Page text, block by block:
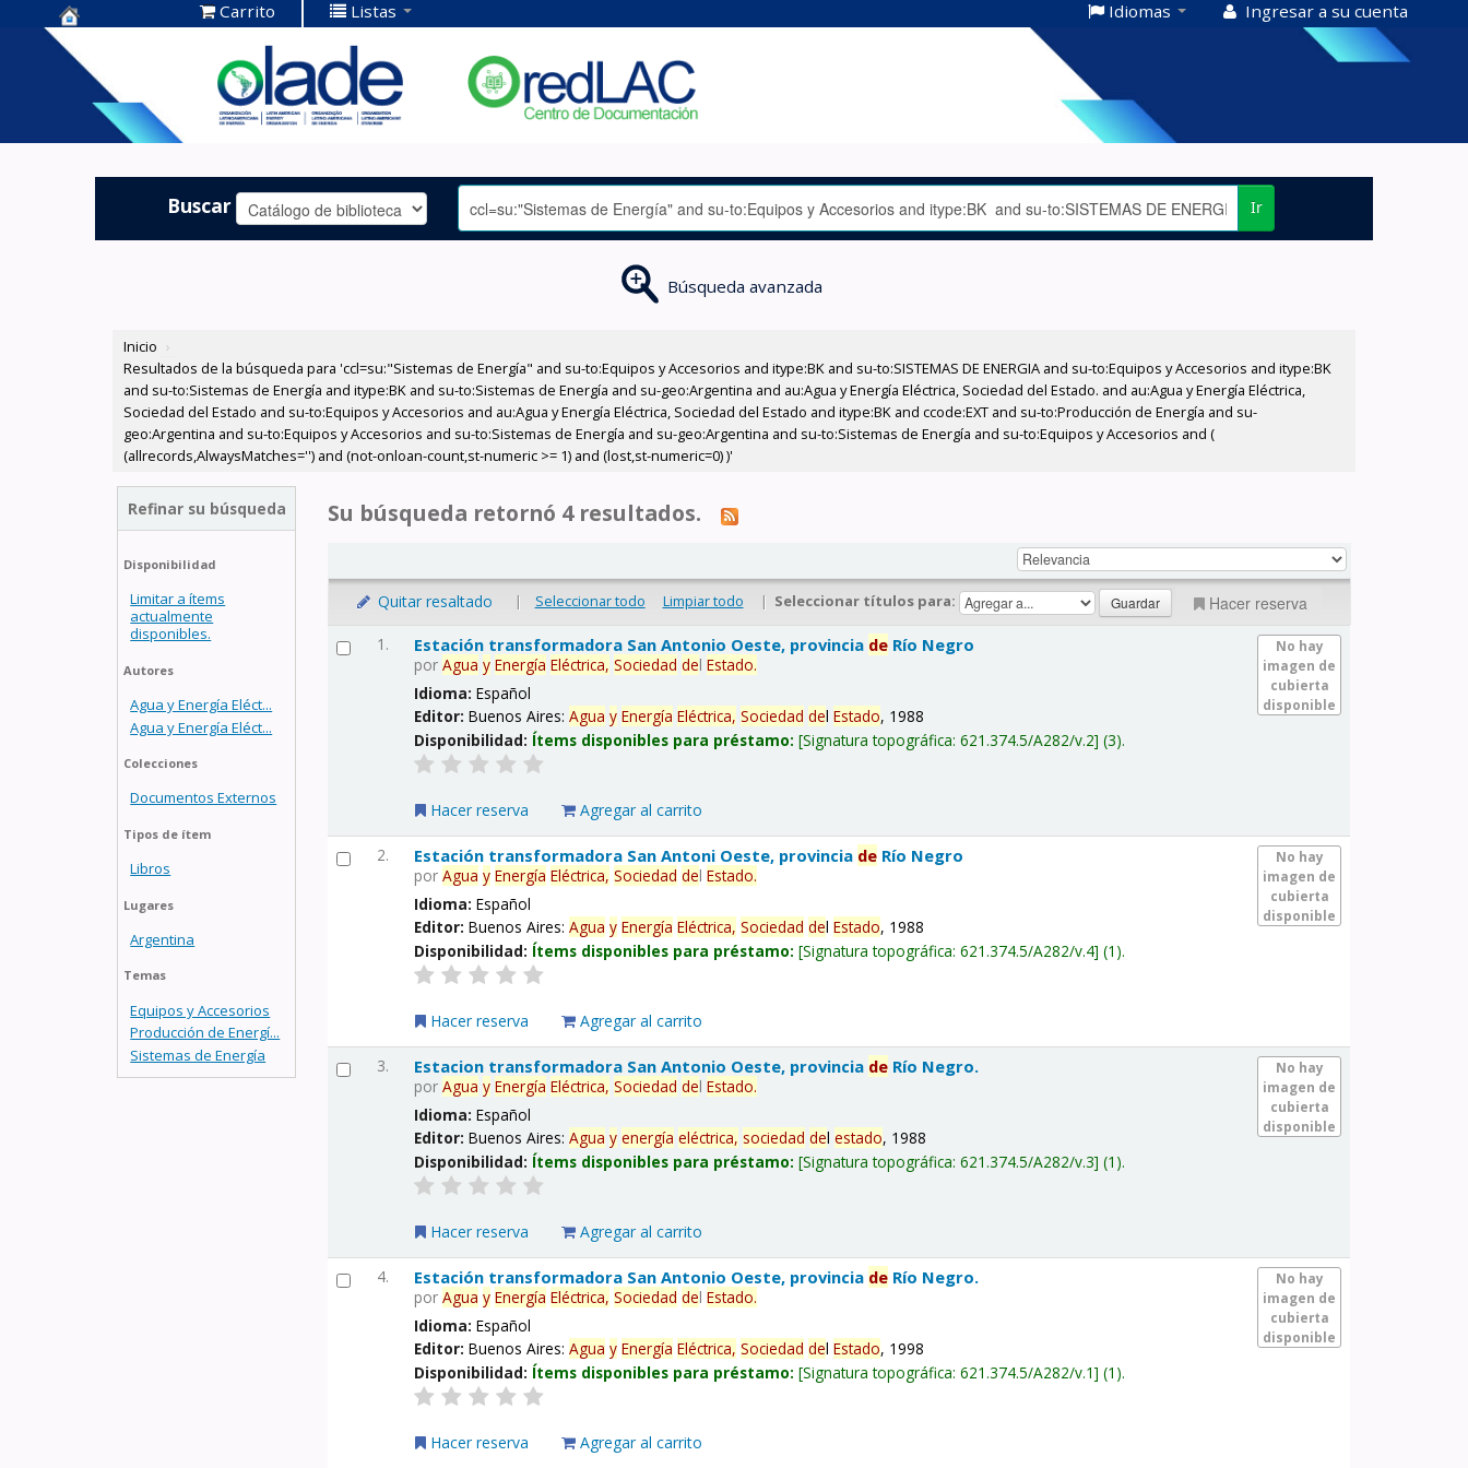
Centro de
Documentación
OLADE -
Carrito Listas Idiomas Ingresar a su cuenta
Buscar Ir
Búsqueda avanzada
Inicio ›
Resultados de la búsqueda para 'ccl=su:"Sistemas de Energía" and su-to:Equipos y Accesorios and itype:BK and su-to:SISTEMAS DE ENERGIA and su-to:Equipos y Accesorios and itype:BK
and su-to:Sistemas de Energía and itype:BK and su-to:Sistemas de Energía and su-geo:Argentina and au:Agua y Energía Eléctrica, Sociedad del Estado. and au:Agua y Energía Eléctrica,
Sociedad del Estado and su-to:Equipos y Accesorios and au:Agua y Energía Eléctrica, Sociedad del Estado and itype:BK and ccode:EXT and su-to:Producción de Energía and su-
geo:Argentina and su-to:Equipos y Accesorios and su-to:Sistemas de Energía and su-geo:Argentina and su-to:Sistemas de Energía and su-to:Equipos y Accesorios and (
(allrecords,AlwaysMatches='') and (not-onloan-count,st-numeric >= 1) and (lost,st-numeric=0) )'
Refinar su búsqueda
Disponibilidad
Limitar a ítems
actualmente
disponibles.
Autores
Agua y Energía Eléct...
Agua y Energía Eléct...
Colecciones
Documentos Externos
Tipos de ítem
Libros
Lugares
Argentina
Temas
Equipos y Accesorios
Producción de Energí...
Sistemas de Energía
Su búsqueda retornó 4 resultados.
Quitar resaltado | Seleccionar todo Limpiar todo | Seleccionar títulos para: Hacer reserva
1.
No hay
imagen de
cubierta
disponible
Estación transformadora San Antonio Oeste, provincia de Río Negro
porAgua y Energía Eléctrica, Sociedad delEstado.
Idioma:Español
Editor:Buenos Aires:Agua y Energía Eléctrica, Sociedad delEstado, 1988
Disponibilidad: Ítems disponibles para préstamo: Signatura topográfica:621.374.5/A282/v.2 (3).
Hacer reserva Agregar al carrito
2.
No hay
imagen de
cubierta
disponible
Estación transformadora San Antoni Oeste, provincia de Río Negro
porAgua y Energía Eléctrica, Sociedad delEstado.
Idioma:Español
Editor:Buenos Aires:Agua y Energía Eléctrica, Sociedad delEstado, 1988
Disponibilidad: Ítems disponibles para préstamo: Signatura topográfica:621.374.5/A282/v.4 (1).
Hacer reserva Agregar al carrito
3.
No hay
imagen de
cubierta
disponible
Estacion transformadora San Antonio Oeste, provincia de Río Negro.
porAgua y Energía Eléctrica, Sociedad delEstado.
Idioma:Español
Editor:Buenos Aires:Agua y energía eléctrica, sociedad delestado, 1988
Disponibilidad: Ítems disponibles para préstamo: Signatura topográfica:621.374.5/A282/v.3 (1).
Hacer reserva Agregar al carrito
4.
No hay
imagen de
cubierta
disponible
Estación transformadora San Antonio Oeste, provincia de Río Negro.
porAgua y Energía Eléctrica, Sociedad delEstado.
Idioma:Español
Editor:Buenos Aires:Agua y Energía Eléctrica, Sociedad delEstado, 1998
Disponibilidad: Ítems disponibles para préstamo: Signatura topográfica:621.374.5/A282/v.1 (1).
Hacer reserva Agregar al carrito